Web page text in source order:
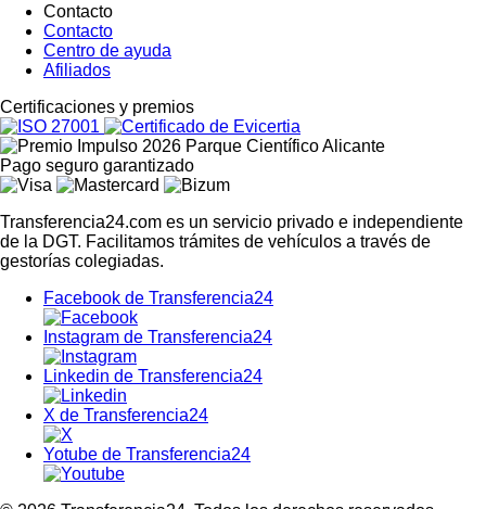
Contacto
Contacto
Centro de ayuda
Afiliados
Certificaciones y premios
Pago seguro garantizado
Transferencia24.com es un servicio privado e independiente
de la DGT. Facilitamos trámites de vehículos a través de
gestorías colegiadas.
Facebook de Transferencia24
Instagram de Transferencia24
Linkedin de Transferencia24
X de Transferencia24
Yotube de Transferencia24